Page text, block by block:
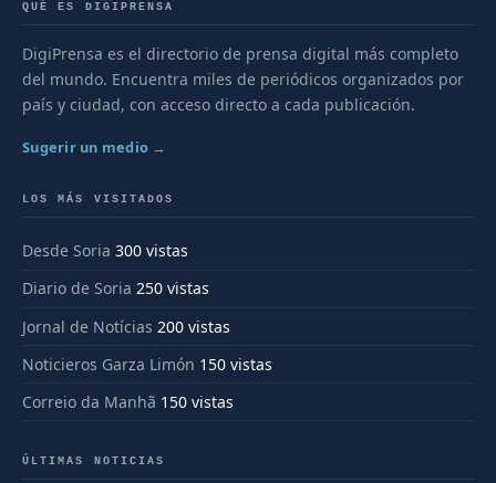
QUÉ ES DIGIPRENSA
DigiPrensa es el directorio de prensa digital más completo
del mundo. Encuentra miles de periódicos organizados por
país y ciudad, con acceso directo a cada publicación.
Sugerir un medio →
LOS MÁS VISITADOS
Desde Soria 300 vistas
Diario de Soria 250 vistas
Jornal de Notícias 200 vistas
Noticieros Garza Limón 150 vistas
Correio da Manhã 150 vistas
ÚLTIMAS NOTICIAS